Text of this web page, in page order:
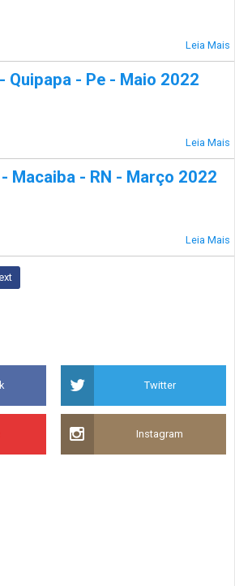
Leia Mais
Quipapa - Pe - Maio 2022
Leia Mais
Macaiba - RN - Março 2022
Leia Mais
Twitter
Instagram